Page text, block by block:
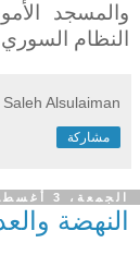
والمسجد
النظام
Saleh Alsulaiman
مشاركة
الجمعة، 3 أغسطس 2012
النهضة